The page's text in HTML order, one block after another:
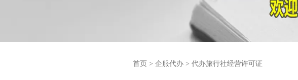
首页 > 企服代办> 代办旅行社经营许可证